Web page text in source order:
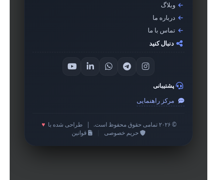
وبلاگ
درباره ما
تماس با ما
دنبال کنید
پشتیبانی
مرکز راهنمایی
© ۲۰۲۶ تمامی حقوق محفوظ است. طراحی شده با ♥
حریم خصوصی
قوانین